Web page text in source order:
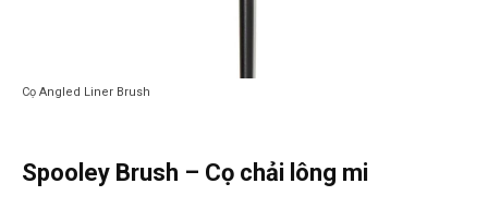
Cọ Angled Liner Brush
Spooley Brush – Cọ chải lông mi